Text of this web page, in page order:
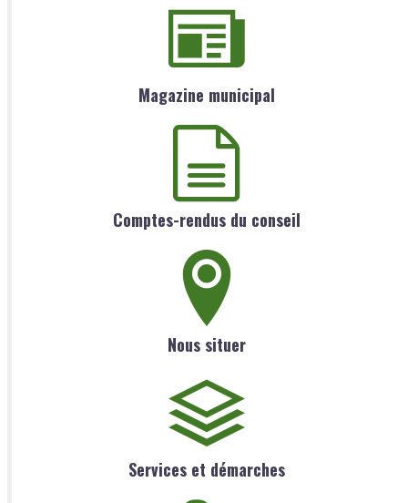
Magazine municipal
Comptes-rendus du conseil
Nous situer
Services et démarches